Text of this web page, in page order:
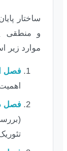
ساختار
و منطقی
موارد زیر
فصل
فصل